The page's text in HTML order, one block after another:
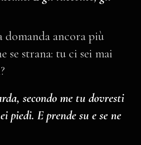
domanda ancora più
se strana: tu ci sei mai
secondo me tu dovresti
piedi. E prende su e se ne